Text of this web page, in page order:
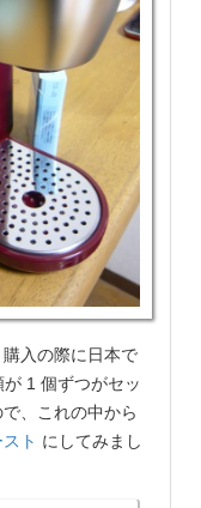
入の際に日本で
1 個ずつがセッ
、これの中から
ト にしてみまし